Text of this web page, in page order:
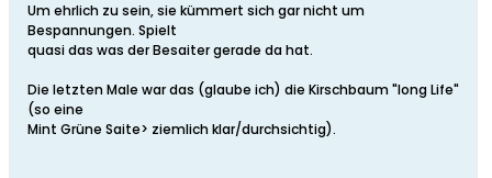
Um ehrlich zu sein, sie kümmert sich gar nicht um
Bespannungen. Spielt
quasi das was der Besaiter gerade da hat.
Die letzten Male war das (glaube ich) die Kirschbaum "long Life"
(so eine
Mint Grüne Saite> ziemlich klar/durchsichtig).